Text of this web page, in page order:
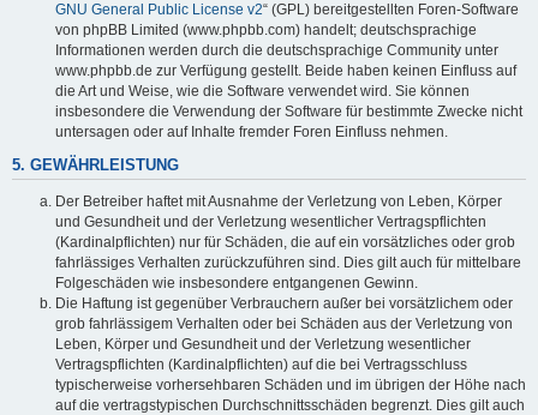
GNU General Public License v2“ (GPL) bereitgestellten Foren-Software
von phpBB Limited (www.phpbb.com) handelt; deutschsprachige
Informationen werden durch die deutschsprachige Community unter
www.phpbb.de zur Verfügung gestellt. Beide haben keinen Einfluss auf
die Art und Weise, wie die Software verwendet wird. Sie können
insbesondere die Verwendung der Software für bestimmte Zwecke nicht
untersagen oder auf Inhalte fremder Foren Einfluss nehmen.
5. GEWÄHRLEISTUNG
Der Betreiber haftet mit Ausnahme der Verletzung von Leben, Körper
und Gesundheit und der Verletzung wesentlicher Vertragspflichten
(Kardinalpflichten) nur für Schäden, die auf ein vorsätzliches oder grob
fahrlässiges Verhalten zurückzuführen sind. Dies gilt auch für mittelbare
Folgeschäden wie insbesondere entgangenen Gewinn.
Die Haftung ist gegenüber Verbrauchern außer bei vorsätzlichem oder
grob fahrlässigem Verhalten oder bei Schäden aus der Verletzung von
Leben, Körper und Gesundheit und der Verletzung wesentlicher
Vertragspflichten (Kardinalpflichten) auf die bei Vertragsschluss
typischerweise vorhersehbaren Schäden und im übrigen der Höhe nach
auf die vertragstypischen Durchschnittsschäden begrenzt. Dies gilt auch